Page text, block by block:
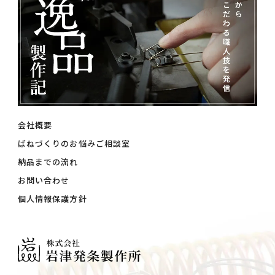
会社概要
ばねづくりのお悩みご相談室
納品までの流れ
お問い合わせ
個人情報保護方針